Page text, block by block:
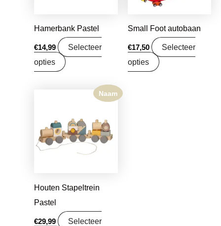
Hamerbank Pastel
€14,99
Selecteer
opties
Small Foot autobaan
€17,50
Selecteer
opties
Naam
Houten Stapeltrein
Pastel
€29,99
Selecteer